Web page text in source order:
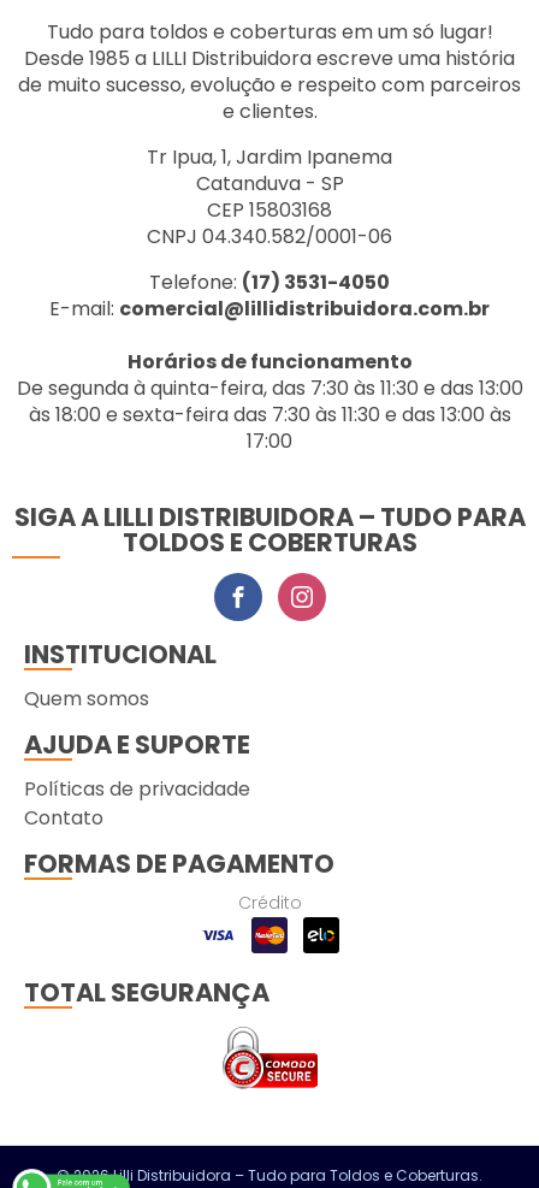
Tudo para toldos e coberturas em um só lugar!
Desde 1985 a LILLI Distribuidora escreve uma história
de muito sucesso, evolução e respeito com parceiros
e clientes.
Tr Ipua, 1, Jardim Ipanema
Catanduva - SP
CEP 15803168
CNPJ 04.340.582/0001-06
Telefone: (17) 3531-4050
E-mail: comercial@lillidistribuidora.com.br
Horários de funcionamento
De segunda à quinta-feira, das 7:30 às 11:30 e das 13:00
às 18:00 e sexta-feira das 7:30 às 11:30 e das 13:00 às
17:00
SIGA A LILLI DISTRIBUIDORA – TUDO PARA
TOLDOS E COBERTURAS
INSTITUCIONAL
Quem somos
AJUDA E SUPORTE
Políticas de privacidade
Contato
FORMAS DE PAGAMENTO
Crédito
TOTAL SEGURANÇA
© 2026 Lilli Distribuidora – Tudo para Toldos e Coberturas.